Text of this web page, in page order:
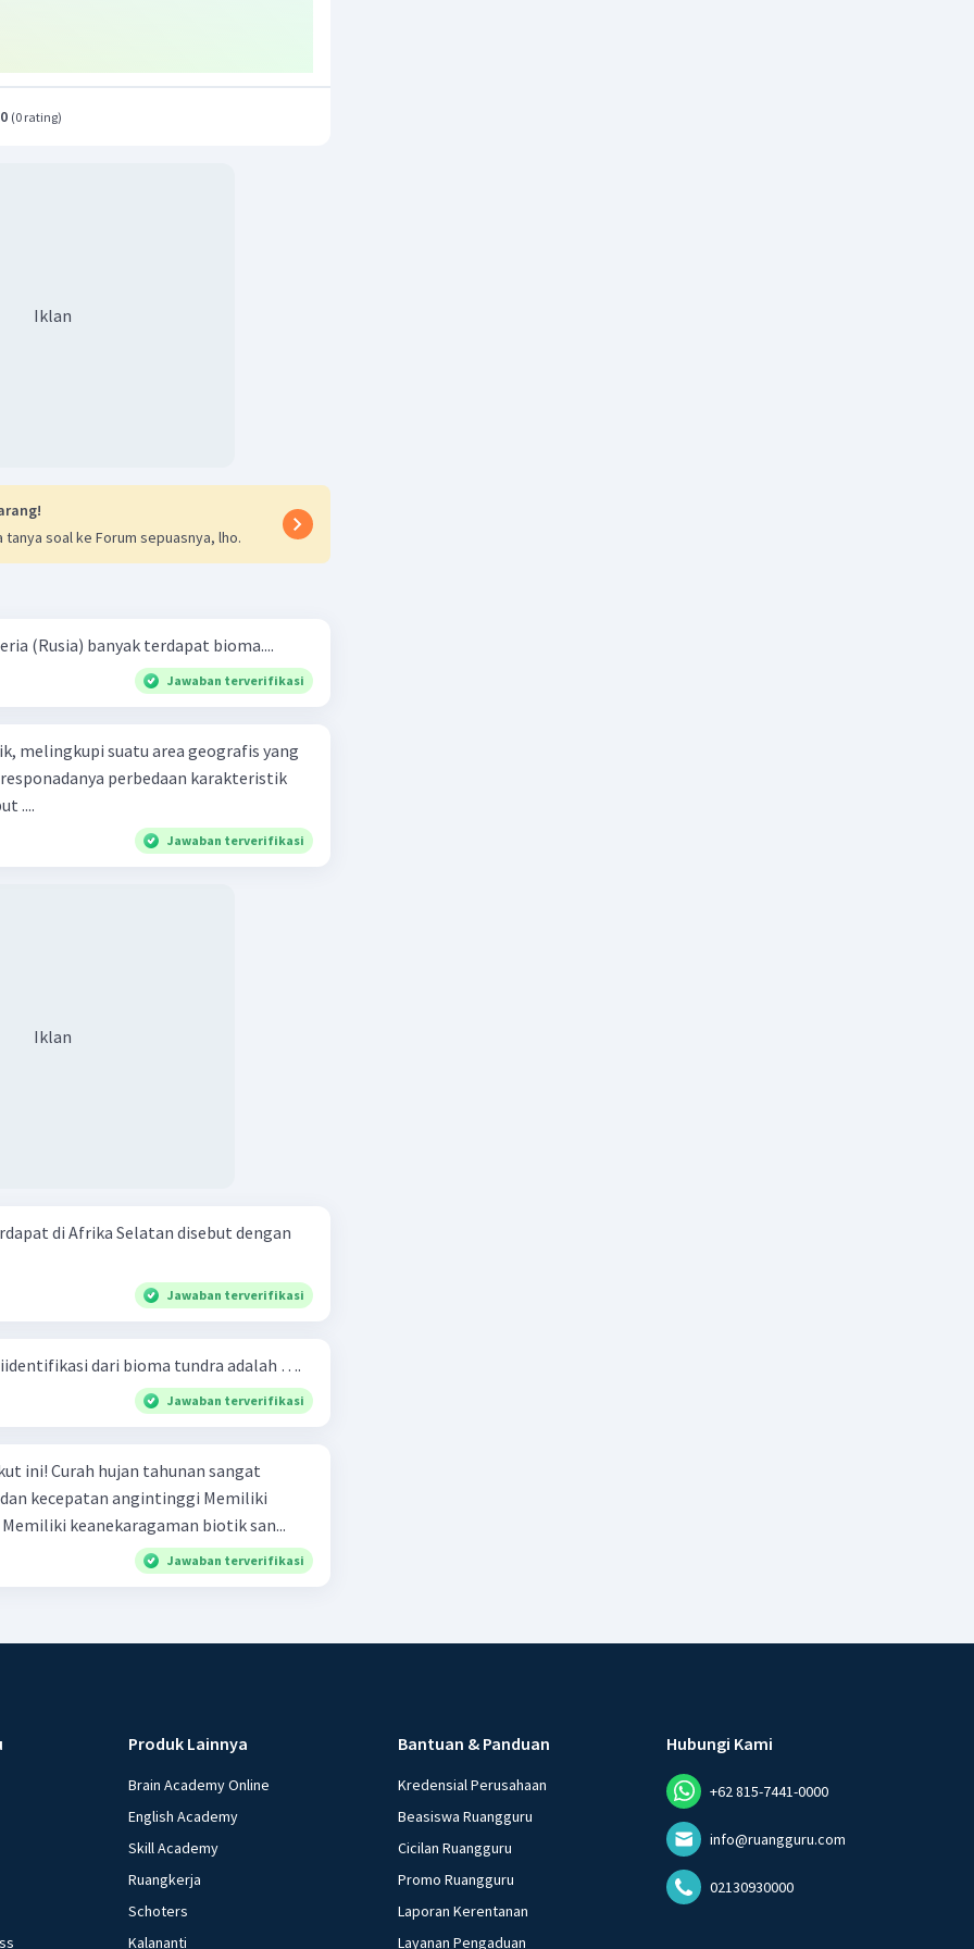
(0 rating)
Iklan
tanya soal ke Forum sepuasnya, lho.
(Rusia) banyak terdapat bioma....
Jawaban terverifikasi
melingkupi suatu area geografis yang
perbedaan karakteristik
....
Jawaban terverifikasi
Iklan
di Afrika Selatan disebut dengan
Jawaban terverifikasi
dari bioma tundra adalah ….
Jawaban terverifikasi
sangat
musim dingin yang panjang. Memiliki keanekaragaman biotik san...
Jawaban terverifikasi
Produk Lainnya
Brain Academy Online
English Academy
Skill Academy
Ruangkerja
Schoters
Kalananti
Bantuan & Panduan
Kredensial Perusahaan
Beasiswa Ruangguru
Cicilan Ruangguru
Promo Ruangguru
Laporan Kerentanan
Layanan Pengaduan
Hubungi Kami
+62 815-7441-0000
info@ruangguru.com
02130930000